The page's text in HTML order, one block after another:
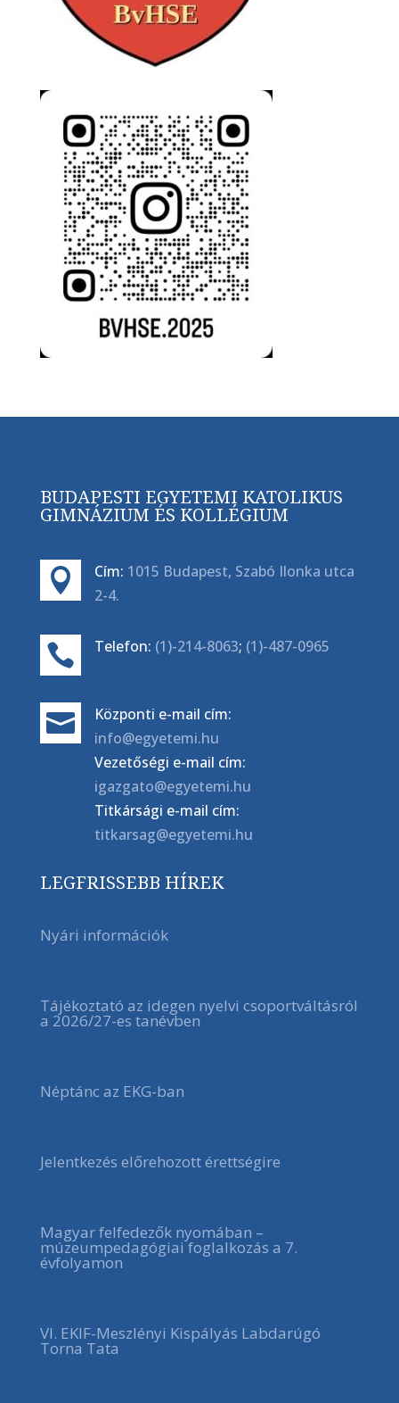
BUDAPESTI EGYETEMI KATOLIKUS
GIMNÁZIUM ÉS KOLLÉGIUM
 Cím: 1015 Budapest, Szabó Ilonka utca
2-4.
 Telefon: (1)-214-8063; (1)-487-0965

Központi e-mail cím:
info@egyetemi.hu
Vezetőségi e-mail cím:
igazgato@egyetemi.hu
Titkársági e-mail cím:
titkarsag@egyetemi.hu
LEGFRISSEBB HÍREK
Nyári információk
Tájékoztató az idegen nyelvi csoportváltásról
a 2026/27-es tanévben
Néptánc az EKG-ban
Jelentkezés előrehozott érettségire
Magyar felfedezők nyomában –
múzeumpedagógiai foglalkozás a 7.
évfolyamon
VI. EKIF-Meszlényi Kispályás Labdarúgó
Torna Tata